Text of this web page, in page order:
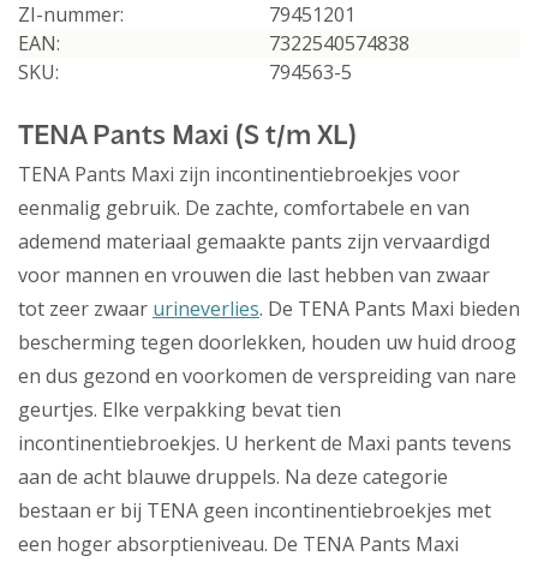
ZI-nummer:
79451201
EAN:
7322540574838
SKU:
794563-5
TENA Pants Maxi (S t/m XL)
TENA Pants Maxi zijn incontinentiebroekjes voor
eenmalig gebruik. De zachte, comfortabele en van
ademend materiaal gemaakte pants zijn vervaardigd
voor mannen en vrouwen die last hebben van zwaar
tot zeer zwaar urineverlies. De TENA Pants Maxi bieden
bescherming tegen doorlekken, houden uw huid droog
en dus gezond en voorkomen de verspreiding van nare
geurtjes. Elke verpakking bevat tien
incontinentiebroekjes. U herkent de Maxi pants tevens
aan de acht blauwe druppels. Na deze categorie
bestaan er bij TENA geen incontinentiebroekjes met
een hoger absorptieniveau. De TENA Pants Maxi